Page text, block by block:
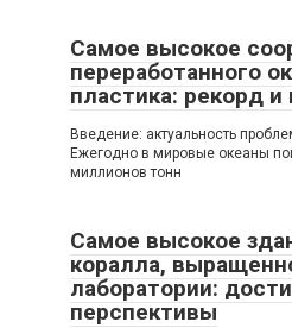
Самое высокое
переработанного
пластика: рекорд и
Введение: актуальность
Ежегодно в мировые океаны
миллионов тонн
Самое высокое
коралла,
лаборатории:
перспективы